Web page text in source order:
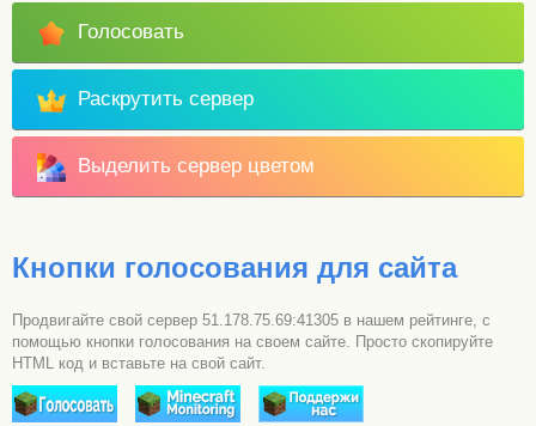
Голосовать
Раскрутить сервер
Выделить сервер цветом
Кнопки голосования для сайта
Продвигайте свой сервер 51.178.75.69:41305 в нашем рейтинге, с
помощью кнопки голосования на своем сайте. Просто скопируйте
HTML код и вставьте на свой сайт.